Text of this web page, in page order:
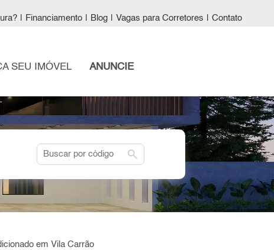
Financiamento Blog Vagas para Corretores Contato
SEU IMÓVEL ANUNCIE
search
em Vila Carrão